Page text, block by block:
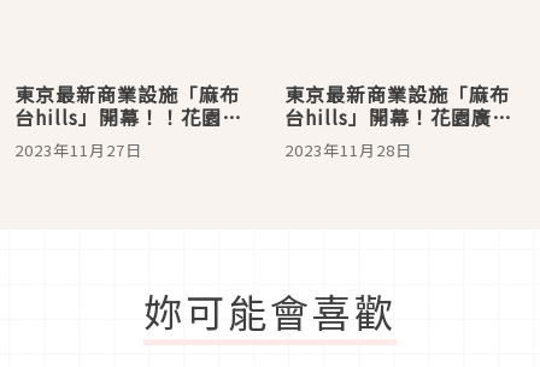
東京最新商業設施「麻布
台hills」開幕！！花園廣
場A、B和甜點區必吃美食
攻略
2023年11月27日
東京最新商業設施「麻布
台hills」開幕！花園廣場
C、D日本名店和米其林餐
廳必吃美食攻略
2023年11月28日
妳可能會喜歡